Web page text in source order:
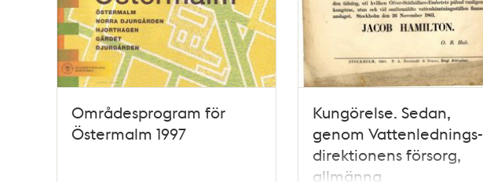
Områdesprogram för
Östermalm 1997
Kungörelse. Sedan,
genom Vattenlednings-
direktionens försorg,
allmänna